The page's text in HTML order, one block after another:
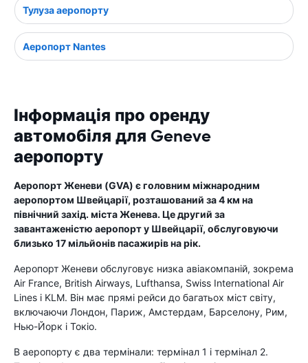
Тулуза аеропорту
Аеропорт Nantes
Інформація про оренду
автомобіля для Geneve
аеропорту
Аеропорт Женеви (GVA) є головним міжнародним
аеропортом Швейцарії, розташований за 4 км на
північний захід. міста Женева. Це другий за
завантаженістю аеропорт у Швейцарії, обслуговуючи
близько 17 мільйонів пасажирів на рік.
Аеропорт Женеви обслуговує низка авіакомпаній, зокрема
Air France, British Airways, Lufthansa, Swiss International Air
Lines і KLM. Він має прямі рейси до багатьох міст світу,
включаючи Лондон, Париж, Амстердам, Барселону, Рим,
Нью-Йорк і Токіо.
В аеропорту є два термінали: термінал 1 і термінал 2.